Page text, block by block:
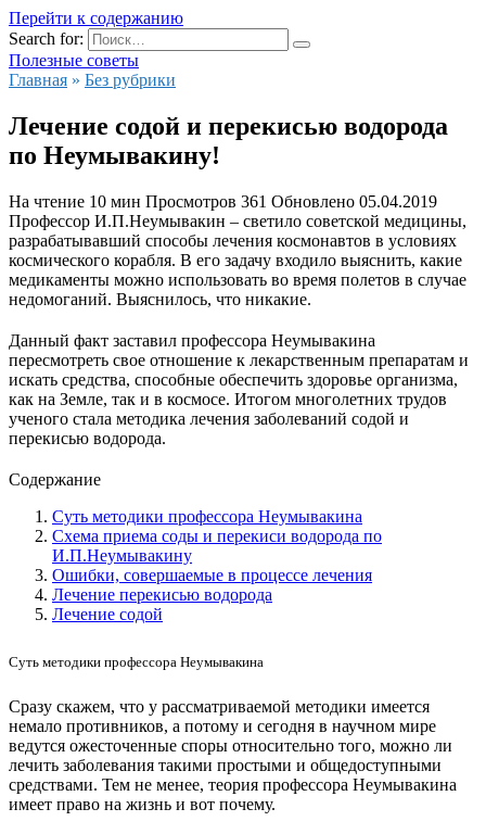
Перейти к содержанию
Search for:
Полезные советы
Главная » Без рубрики
Лечение содой и перекисью водорода
по Неумывакину!
На чтение 10 мин Просмотров 361 Обновлено 05.04.2019
Профессор И.П.Неумывакин – светило советской медицины,
разрабатывавший способы лечения космонавтов в условиях
космического корабля. В его задачу входило выяснить, какие
медикаменты можно использовать во время полетов в случае
недомоганий. Выяснилось, что никакие.
Данный факт заставил профессора Неумывакина
пересмотреть свое отношение к лекарственным препаратам и
искать средства, способные обеспечить здоровье организма,
как на Земле, так и в космосе. Итогом многолетних трудов
ученого стала методика лечения заболеваний содой и
перекисью водорода.
Содержание
Суть методики профессора Неумывакина
Схема приема соды и перекиси водорода по
И.П.Неумывакину
Ошибки, совершаемые в процессе лечения
Лечение перекисью водорода
Лечение содой
Суть методики профессора Неумывакина
Сразу скажем, что у рассматриваемой методики имеется
немало противников, а потому и сегодня в научном мире
ведутся ожесточенные споры относительно того, можно ли
лечить заболевания такими простыми и общедоступными
средствами. Тем не менее, теория профессора Неумывакина
имеет право на жизнь и вот почему.